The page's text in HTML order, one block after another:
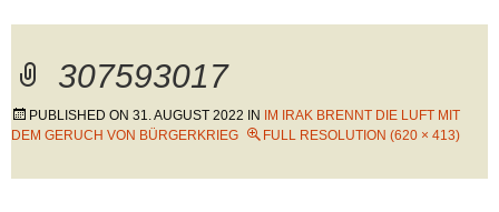
307593017
PUBLISHED ON 31. AUGUST 2022 IN
IM IRAK BRENNT DIE LUFT MIT
DEM GERUCH VON BÜRGERKRIEG
FULL RESOLUTION (620 × 413)